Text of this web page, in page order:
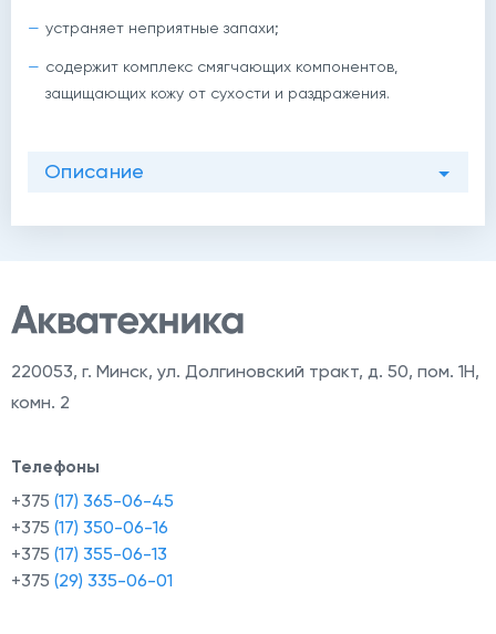
устраняет неприятные запахи;
содержит комплекс смягчающих компонентов,
защищающих кожу от сухости и раздражения.
Описание
220053, г. Минск, ул. Долгиновский тракт, д. 50, пом. 1Н,
комн. 2
Телефоны
+375 (17) 365-06-45
+375 (17) 350-06-16
+375 (17) 355-06-13
+375 (29) 335-06-01